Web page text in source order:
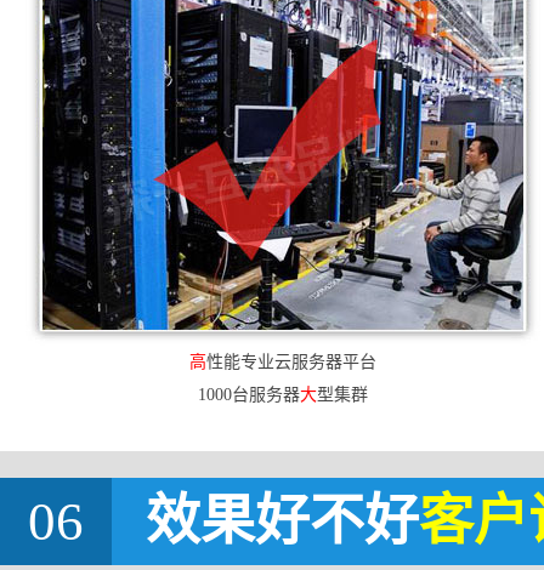
高性能专业云服务器平台
1000台服务器大型集群
06 效果好不好客户